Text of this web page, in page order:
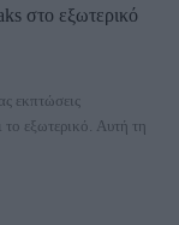
στο εξωτερικό
εκπτώσεις
Αυτή τη